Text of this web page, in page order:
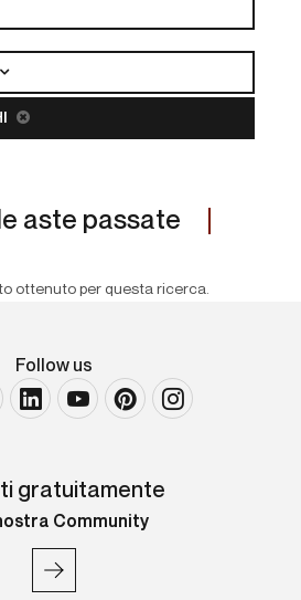
le aste passate
ottenuto per questa ricerca.
Follow us
gratuitamente
Community